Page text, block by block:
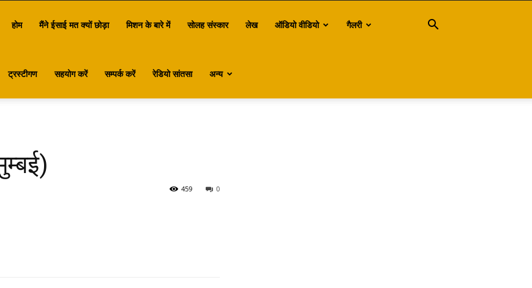
होम मैंने ईसाई मत क्यों छोड़ा मिशन के बारे में सोलह संस्कार लेख ऑडियो वीडियो गैलरी
ट्रस्टीगण सहयोग करें सम्पर्क करें रेडियो सांतसा अन्य
0
459